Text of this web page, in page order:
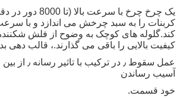
یک چرخ چرخ با سرعت
کربنات را به سبد چرخش می اندازد و با
کند.گلوله های کوچک به وضوح از فلش
کیفیت بالایی را باقی می گذارند.، قالب دهی
آسیب رساندن
خود قسمت.